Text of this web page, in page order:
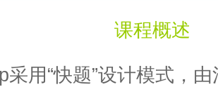
课程概述
采用“快题”设计模式，